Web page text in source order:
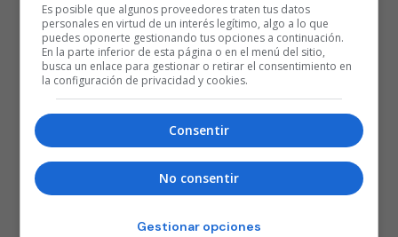
Es posible que algunos proveedores traten tus datos
personales en virtud de un interés legítimo, algo a lo que
puedes oponerte gestionando tus opciones a continuación.
En la parte inferior de esta página o en el menú del sitio,
busca un enlace para gestionar o retirar el consentimiento en
la configuración de privacidad y cookies.
Consentir
No consentir
Gestionar opciones